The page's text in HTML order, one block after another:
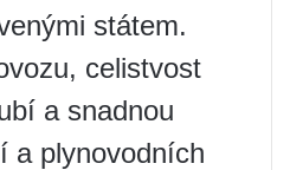
státem.
celistvost
a snadnou
a plynovodních